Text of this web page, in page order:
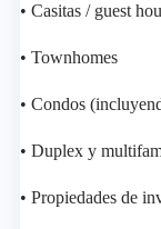
• Casitas / guest
• Townhomes
• Condos
• Duplex y
• Propiedades de